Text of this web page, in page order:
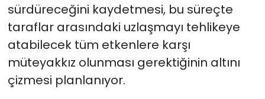
sürdüreceğini kaydetmesi, bu süreçte
taraflar arasındaki uzlaşmayı tehlikeye
atabilecek tüm etkenlere karşı
müteyakkız olunması gerektiğinin altını
çizmesi planlanıyor.